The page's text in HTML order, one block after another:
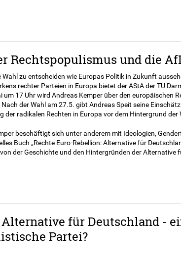
Rechtspopulismus und die
zu entscheiden wie Europas Politik in Zukunft
rechter Parteien in Europa bietet der AStA der TU
um 17 Uhr wird Andreas Kemper über den europäischen
der Wahl am 27.5. gibt Andreas Speit seine
der radikalen Rechten in Europa vor dem Hintergrund der
beschäftigt sich unter anderem mit Ideologien,
Buch „Rechte Euro-Rebellion: Alternative für
der Geschichte und den Hintergründen der Alternative
für Deutschland -
Partei?